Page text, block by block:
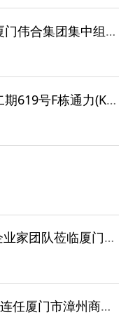
铭记历史荣光 汲取奋进力量 | 厦门伟合集团集中组织观看九三阅兵式
安全乘梯·品质生活 | 富山花园二期619号F栋通力(KONE)电梯焕新交付仪式圆满结束
互促互进 | 云霄后TA焯悦先锋企业家团队莅临厦门伟合集团参观交流
热烈祝贺伟合集团董事长曾建华连任厦门市漳州商会第五届会长